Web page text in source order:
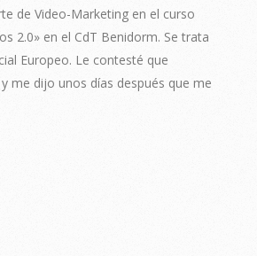
de Video-Marketing en el curso
2.0» en el CdT Benidorm. Se trata
Europeo. Le contesté que
me dijo unos días después que me